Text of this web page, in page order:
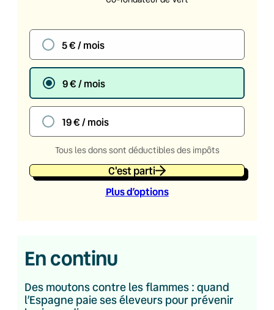
5 € / mois
9 € / mois
19 € / mois
Tous les dons sont déductibles des impôts
C'est parti
Plus d’options
En continu
Des moutons contre les flammes : quand
l’Espagne paie ses éleveurs pour prévenir